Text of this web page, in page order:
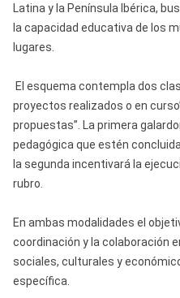
Latina y la Península Ibérica,
la capacidad educativa de los
lugares.
El esquema contempla dos
proyectos realizados o en
propuestas”. La primera
pedagógica que estén
la segunda incentivará la
rubro.
En ambas modalidades el
coordinación y la colaboración
sociales, culturales y
específica.